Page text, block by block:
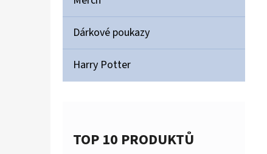
Dárkové poukazy
Harry Potter
TOP 10 PRODUKTŮ